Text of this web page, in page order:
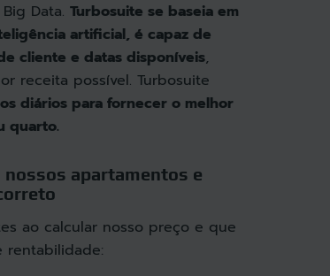
Data. Turbosuite se baseia em
artificial, é capaz de
cliente e datas disponíveis,
receita possível. Turbosuite
diários para fornecer o melhor
quarto.
apartamentos e
ao calcular nosso preço e que
rentabilidade: